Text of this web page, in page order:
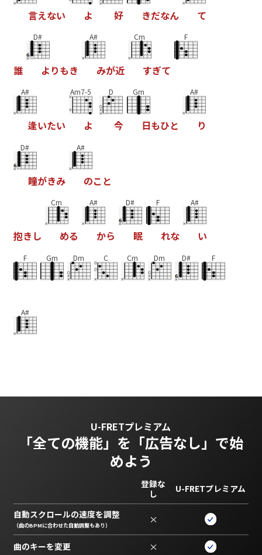
言えない よ 好 きだなん て
誰
D#
よ りもき
A#
みが近
Cm
すぎて
F
A#
逢いたい
Am7-5
よ
D
今
Gm
日もひと
A#
り
D#
瞳がきみ
A#
のこ と
抱き し
Cm
める
A#
から
D#
眠
F
れな
A#
い
F Gm Dm C Cm Dm D# F
A#
U-FRETプレミアム
「全ての機能」を 「広告なし」で始
めよう
登録な
し
U-FRETプレミアム
自動スクロールの速度を調整
（曲のBPMに合わせた自動調整もあり） ×
曲のキーを変更 ×